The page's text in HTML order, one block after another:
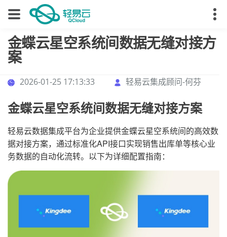
金蝶云星空系统间数据无缝对接方
案
2026-01-25 17:13:33 轻易云集成顾问-何芬
金蝶云星空系统间数据无缝对接方案
轻易云数据集成平台为企业提供金蝶云星空系统间的高效数
据对接方案，通过标准化API接口实现销售出库单等核心业
务数据的自动化流转。以下为详细配置指南：